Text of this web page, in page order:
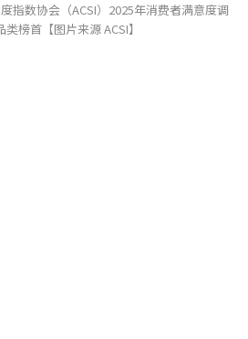
指数协会（ACSI）2025年消费者满意度调
榜首【图片来源 ACSI】